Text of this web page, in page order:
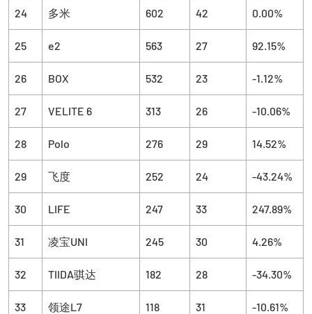
24 多米 602 42 0.00%
25 e2 563 27 92.15%
26 BOX 532 23 -1.12%
27 VELITE 6 313 26 -10.06%
28 Polo 276 29 14.52%
29 飞度 252 24 -43.24%
30 LIFE 247 33 247.89%
31 凌宝UNI 245 30 4.26%
32 TIIDA骐达 182 28 -34.30%
33 领途L7 118 31 -10.61%